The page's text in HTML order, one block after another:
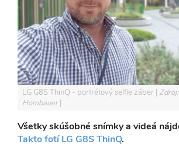
LG G8S ThinQ - portrétový selfie záber
Hombauer
Všetky skúšobné snímky a videá
Takto fotí LG G8S ThinQ.